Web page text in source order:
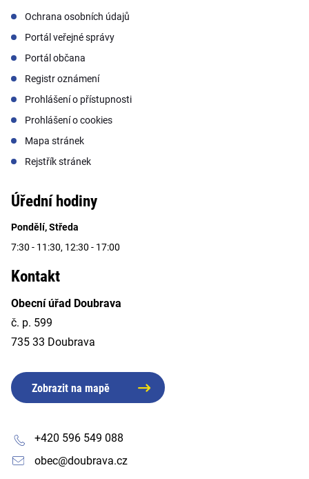
Ochrana osobních údajů
Portál veřejné správy
Portál občana
Registr oznámení
Prohlášení o přístupnosti
Prohlášení o cookies
Mapa stránek
Rejstřík stránek
Úřední hodiny
Pondělí, Středa
7:30 - 11:30, 12:30 - 17:00
Kontakt
Obecní úřad Doubrava
č. p. 599
735 33 Doubrava
Zobrazit na mapě
+420 596 549 088
obec@doubrava.cz